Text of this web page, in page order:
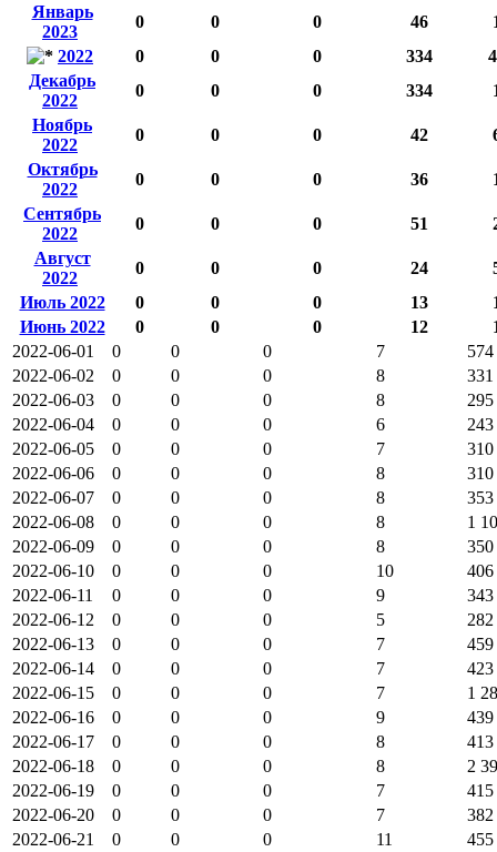
Январь
2023
0 0 0 46
2022
0 0 0 334
Декабрь
2022
0 0 0 334
Ноябрь
2022
0 0 0 42
Октябрь
2022
0 0 0 36
Сентябрь
2022
0 0 0 51
Август
2022
0 0 0 24
Июль 2022
0 0 0 13
Июнь 2022
0 0 0 12
2022-06-01
0 0 0 7
574
2022-06-02
0 0 0 8
331
2022-06-03
0 0 0 8
295
2022-06-04
0 0 0 6
243
2022-06-05
0 0 0 7
310
2022-06-06
0 0 0 8
310
2022-06-07
0 0 0 8
353
2022-06-08
0 0 0 8
1
2022-06-09
0 0 0 8
350
2022-06-10
0 0 0 10
406
2022-06-11
0 0 0 9
343
2022-06-12
0 0 0 5
282
2022-06-13
0 0 0 7
459
2022-06-14
0 0 0 7
423
2022-06-15
0 0 0 7
1
2022-06-16
0 0 0 9
439
2022-06-17
0 0 0 8
413
2022-06-18
0 0 0 8
2
2022-06-19
0 0 0 7
415
2022-06-20
0 0 0 7
382
2022-06-21
0 0 0 11
455